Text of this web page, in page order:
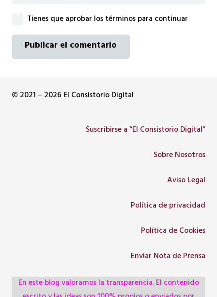
Tienes que aprobar los términos para continuar
Publicar el comentario
© 2021 – 2026 El Consistorio Digital
Suscribirse a “El Consistorio Digital”
Sobre Nosotros
Aviso Legal
Política de privacidad
Política de Cookies
Enviar Nota de Prensa
En este blog valoramos la transparencia. El contenido